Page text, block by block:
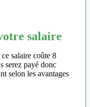
salaire
salaire coûte 8
serez payé donc
selon les avantages